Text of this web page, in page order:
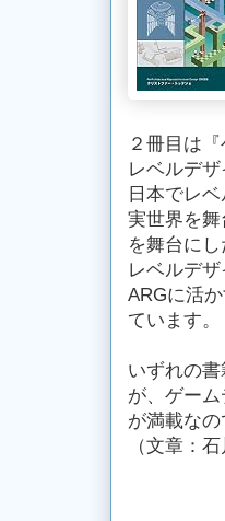
２冊目は
レベルデザ
日本でレ
実世界を
を舞台に
レベルデ
ARGに活
ています。
いずれの
が、ゲー
が満載なの
（文章：石